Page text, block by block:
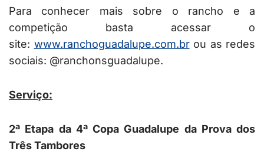
Para conhecer mais sobre o rancho e a
competição basta acessar o
site: www.ranchoguadalupe.com.brou as redes
sociais: @ranchonsguadalupe.
Serviço:
2ª Etapa da 4ª Copa Guadalupe da Prova dos
Três Tambores